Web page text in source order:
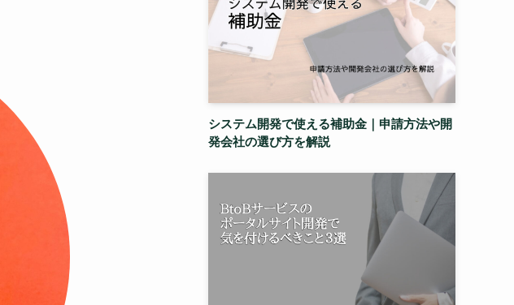
システム開発で使える補助金｜申請方法や開
発会社の選び方を解説